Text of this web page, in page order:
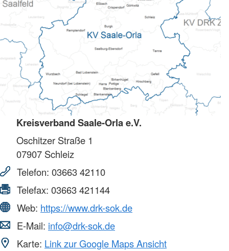
Kreisverband Saale-Orla e.V.
Oschitzer Straße 1
07907 Schleiz
Telefon: 03663 42110
Telefax: 03663 421144
Web: https://www.drk-sok.de
E-Mail: info@drk-sok.de
Karte: Link zur Google Maps Ansicht